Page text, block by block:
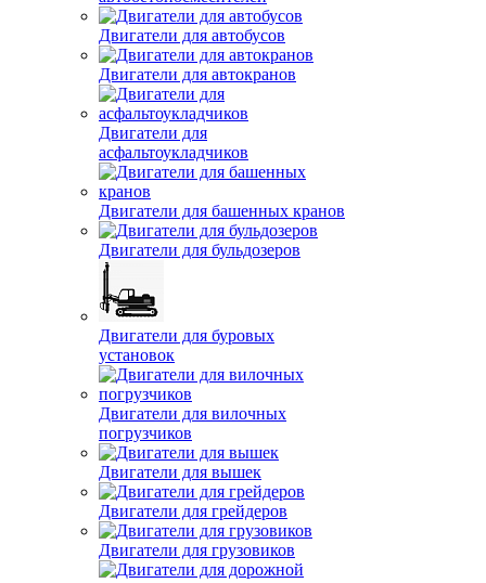
YUNNEI
Прочие двигатели
Двигатели для
автобетоносмесителей
Двигатели для автобусов
Двигатели для автокранов
Двигатели для
асфальтоукладчиков
Двигатели для башенных кранов
Двигатели для бульдозеров
Двигатели для буровых
установок
Двигатели для вилочных